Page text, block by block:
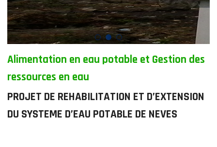
Alimentation en eau potable et Gestion des
ressources en eau
PROJET DE REHABILITATION ET D’EXTENSION
DU SYSTEME D’EAU POTABLE DE NEVES